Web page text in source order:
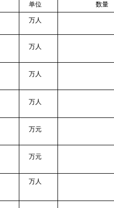
单位 数量
万人
万人
万人
万人
万元
万元
万人